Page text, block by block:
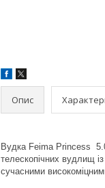
Опис
Вудка Feima Princess
телескопічних вудлищ
сучасними